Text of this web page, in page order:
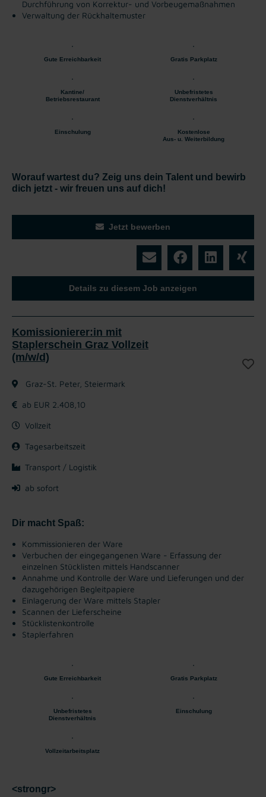
Durchführung von Korrektur- und Vorbeugemaßnahmen
Verwaltung der Rückhaltemuster
Gute Erreichbarkeit Gratis Parkplatz
Kantine/
Betriebsrestaurant
Unbefristetes
Dienstverhältnis
Einschulung
Kostenlose
Aus- u. Weiterbildung
Worauf wartest du? Zeig uns dein Talent und bewirb
dich jetzt - wir freuen uns auf dich!
Jetzt bewerben
Details zu diesem Job anzeigen
Komissionierer:in mit
Staplerschein Graz Vollzeit
(m/w/d)
Graz-St. Peter, Steiermark
ab EUR 2.408,10
Vollzeit
Tagesarbeitszeit
Transport / Logistik
ab sofort
Dir macht Spaß:
Kommissionieren der Ware
Verbuchen der eingegangenen Ware - Erfassung der
einzelnen Stücklisten mittels Handscanner
Annahme und Kontrolle der Ware und Lieferungen und der
dazugehörigen Begleitpapiere
Einlagerung der Ware mittels Stapler
Scannen der Lieferscheine
Stücklistenkontrolle
Staplerfahren
Gute Erreichbarkeit Gratis Parkplatz
Unbefristetes
Dienstverhältnis
Einschulung
Vollzeitarbeitsplatz
<strongr>